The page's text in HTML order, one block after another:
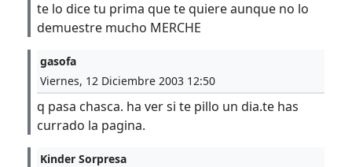
te lo dice tu prima que te quiere aunque no lo
demuestre mucho MERCHE
gasofa
Viernes, 12 Diciembre 2003 12:50
q pasa chasca. ha ver si te pillo un dia.te has
currado la pagina.
Kinder Sorpresa